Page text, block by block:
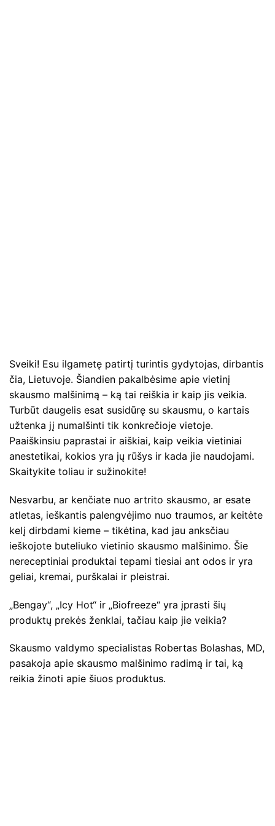
Sveiki! Esu ilgametę patirtį turintis gydytojas, dirbantis
čia, Lietuvoje. Šiandien pakalbėsime apie vietinį
skausmo malšinimą – ką tai reiškia ir kaip jis veikia.
Turbūt daugelis esat susidūrę su skausmu, o kartais
užtenka jį numalšinti tik konkrečioje vietoje.
Paaiškinsiu paprastai ir aiškiai, kaip veikia vietiniai
anestetikai, kokios yra jų rūšys ir kada jie naudojami.
Skaitykite toliau ir sužinokite!
Nesvarbu, ar kenčiate nuo artrito skausmo, ar esate
atletas, ieškantis palengvėjimo nuo traumos, ar keitėte
kelį dirbdami kieme – tikėtina, kad jau anksčiau
ieškojote buteliuko vietinio skausmo malšinimo. Šie
nereceptiniai produktai tepami tiesiai ant odos ir yra
geliai, kremai, purškalai ir pleistrai.
„Bengay“, „Icy Hot“ ir „Biofreeze“ yra įprasti šių
produktų prekės ženklai, tačiau kaip jie veikia?
Skausmo valdymo specialistas Robertas Bolashas, ​​MD,
pasakoja apie skausmo malšinimo radimą ir tai, ką
reikia žinoti apie šiuos produktus.